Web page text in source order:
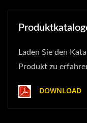
Laden Sie den
Produkt zu
DOWNLOAD